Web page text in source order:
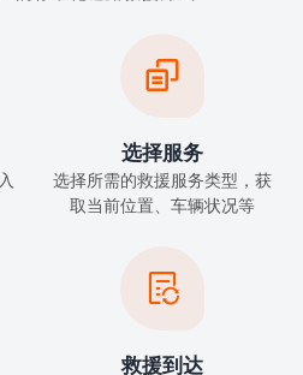

选择服务
选择所需的救援服务类型，获
取当前位置、车辆状况等

救援到达